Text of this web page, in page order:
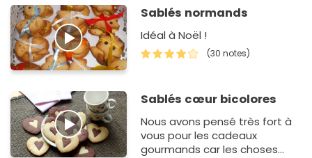
Sablés normands
Idéal à Noël !
(30 notes)
Sablés cœur bicolores
Nous avons pensé très fort à
vous pour les cadeaux
gourmands car les choses